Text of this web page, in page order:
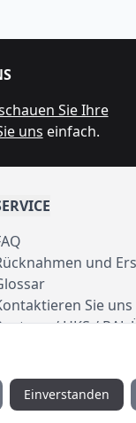
Sie Ihre
uns einfach.
und
Sie uns
/ HKS / RAL
Einverstanden